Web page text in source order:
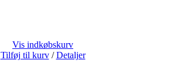
Vis indkøbskurv
Tilføj til kurv / Detaljer